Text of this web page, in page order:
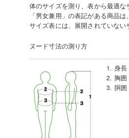
体のサイズを測り、表から最適な
「男女兼用」の表記がある商品
サイズ表には、展開されていな
ヌード寸法の測り方
1. 身長
2. 胸囲
3. 胴囲